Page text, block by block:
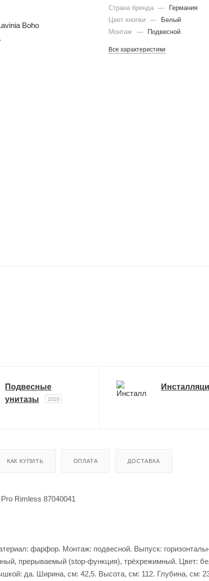
Страна бренда —
Германия
Цвет кнопки —
Белый
Монтаж — Подвесной
Все характеристики
Подвесные
унитазы
1016
КАК КУПИТЬ ОПЛАТА ДОСТАВКА
Rimless 87040041
фарфор. Монтаж: подвесной. Выпуск:
прерываемый (stop-функция), трёхрежимный. Цвет:
да. Ширина, см: 42,5. Высота, см: 112. Глубина, см: